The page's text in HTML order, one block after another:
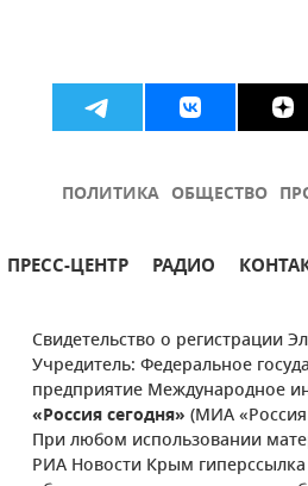
ПОЛИТИКА ОБЩЕСТВО
ПРЕСС-ЦЕНТР РАДИО
Свидетельство о регистрации
Учредитель: Федеральное
предприятие Международное
«Россия сегодня» (МИА «Россия
При любом использовании
РИА Новости Крым